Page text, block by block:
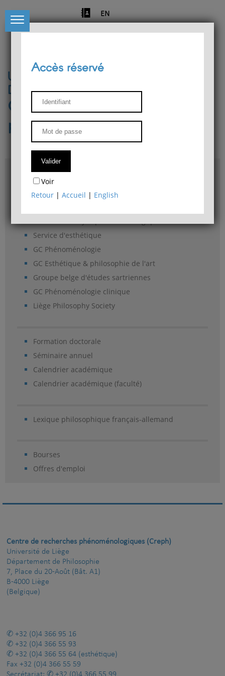
EN
Université de Liège
Département de philosophie
Centre de recherches
phénoménologiques
Accès & plans
Bibliothèque du Département de philosophie
Service d'esthétique
GC Phénoménologie
GC Esthétique & philosophie de l'art
Groupe belge d'études sartriennes
GC Phénoménologie clinique
Liège Philosophy Society
Formation doctorale
Séminaire annuel
Calendrier académique
Calendrier académique (faculté)
Lexique philosophique français-allemand
Bourses
Offres d'emploi
Accès réservé
Voir
Retour |Accueil | English
Centre de recherches phénoménologiques (Creph)
Université de Liège
Département de Philosophie
7, Place du 20-Août (Bât. A1)
B-4000 Liège
(Belgique)
+32 (0)4 366 95 16
+32 (0)4 366 55 93
+32 (0)4 366 55 64 (esthétique)
Fax +32 (0)4 366 55 59